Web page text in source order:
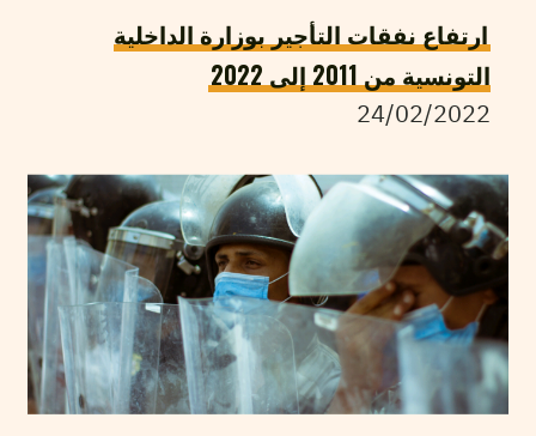
ارتفاع نفقات التأجير بوزارة الداخلية
التونسية من 2011 إلى 2022
24/02/2022